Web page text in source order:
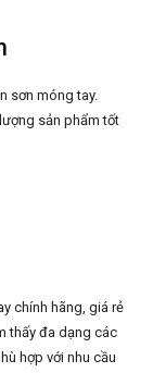
sơn móng tay.
sản phẩm tốt
chính hãng, giá rẻ
thấy đa dạng các
hợp với nhu cầu